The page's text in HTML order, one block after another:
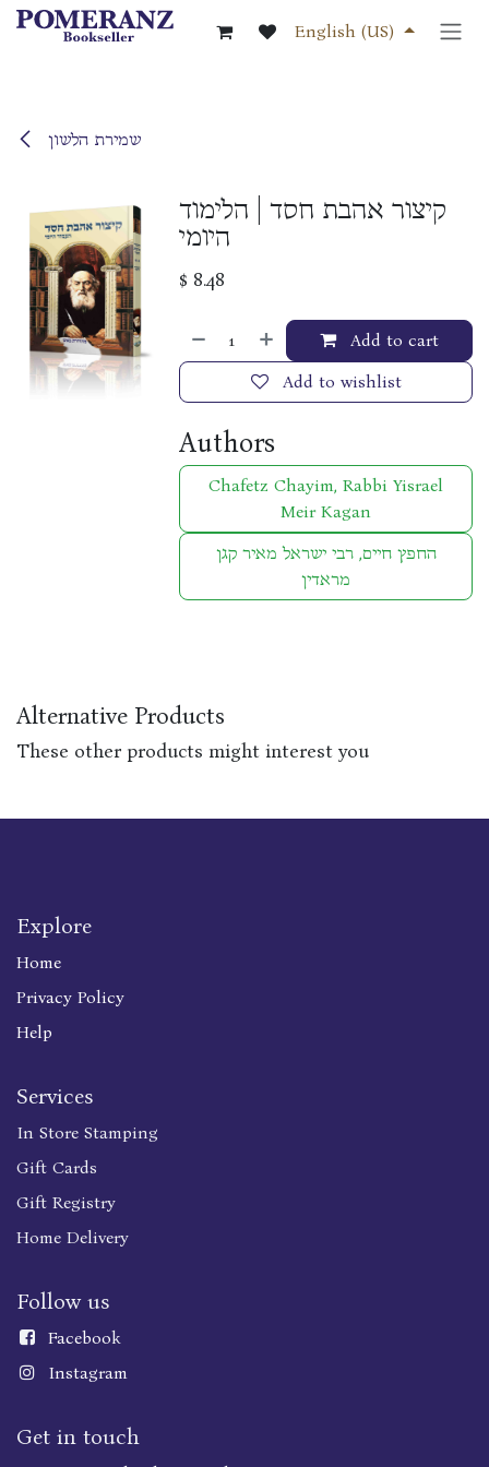
Skip to Content
English (US)
שמירת הלשון
קיצור אהבת חסד | הלימוד
היומי
$ 8.48
Add to cart
Add to wishlist
Authors
Chafetz Chayim, Rabbi Yisrael
Meir Kagan
החפץ חיים, רבי ישראל מאיר קגן
מראדין
Alternative Products
These other products might interest you
Explore
Home
Privacy Policy
Help
Services
In Store Stamping
Gift Cards
Gift Registry
Home Delivery
Follow us
Facebook
Instagram
Get in touch